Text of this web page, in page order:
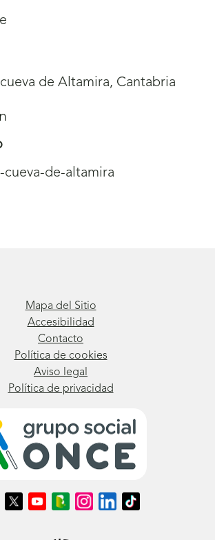
de Altamira, Cantabria
de-altamira
Mapa del Sitio
Accesibilidad
Contacto
Política de cookies
Aviso legal
Política de privacidad
Síguenos
en
Síguenos
en
Síguenos
en
Blog
Síguenos
en
Síguenos
en
Síguenos
en